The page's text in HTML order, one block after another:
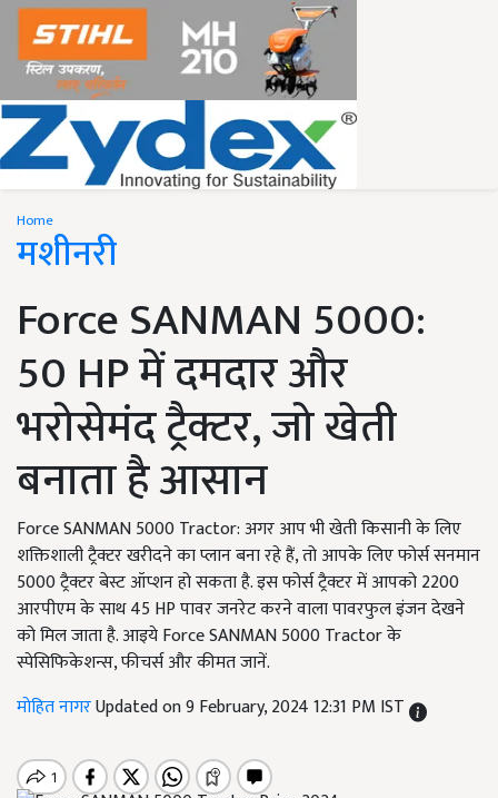
Home
मशीनरी
Force SANMAN 5000:
50 HP में दमदार और
भरोसेमंद ट्रैक्टर, जो खेती
बनाता है आसान
Force SANMAN 5000 Tractor: अगर आप भी खेती किसानी के लिए
शक्तिशाली ट्रैक्टर खरीदने का प्लान बना रहे हैं, तो आपके लिए फोर्स सनमान
5000 ट्रैक्टर बेस्ट ऑप्शन हो सकता है. इस फोर्स ट्रैक्टर में आपको 2200
आरपीएम के साथ 45 HP पावर जनरेट करने वाला पावरफुल इंजन देखने
को मिल जाता है. आइये Force SANMAN 5000 Tractor के
स्पेसिफिकेशन्स, फीचर्स और कीमत जानें.
मोहित नागरUpdated on 9 February, 2024 12:31 PM IST